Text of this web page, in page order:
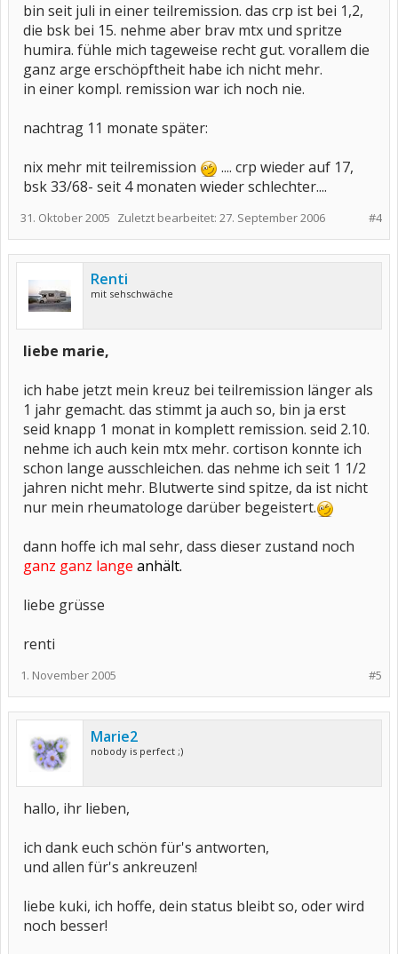
bin seit juli in einer teilremission. das crp ist bei 1,2,
die bsk bei 15. nehme aber brav mtx und spritze
humira. fühle mich tageweise recht gut. vorallem die
ganz arge erschöpftheit habe ich nicht mehr.
in einer kompl. remission war ich noch nie.
nachtrag 11 monate später:
nix mehr mit teilremission
.... crp wieder auf 17,
bsk 33/68- seit 4 monaten wieder schlechter....
#4
31. Oktober 2005 Zuletzt bearbeitet: 27. September 2006
Renti
mit sehschwäche
liebe marie,
ich habe jetzt mein kreuz bei teilremission länger als
1 jahr gemacht. das stimmt ja auch so, bin ja erst
seid knapp 1 monat in komplett remission. seid 2.10.
nehme ich auch kein mtx mehr. cortison konnte ich
schon lange ausschleichen. das nehme ich seit 1 1/2
jahren nicht mehr. Blutwerte sind spitze, da ist nicht
nur mein rheumatologe darüber begeistert.
dann hoffe ich mal sehr, dass dieser zustand noch
ganz ganz lange anhält.
liebe grüsse
renti
#5
1. November 2005
Marie2
nobody is perfect ;)
hallo, ihr lieben,
ich dank euch schön für's antworten,
und allen für's ankreuzen!
liebe kuki, ich hoffe, dein status bleibt so, oder wird
noch besser!